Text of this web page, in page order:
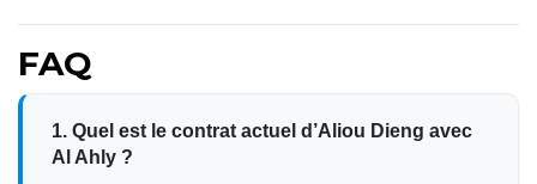
FAQ
1. Quel est le contrat actuel d’Aliou Dieng avec
Al Ahly ?